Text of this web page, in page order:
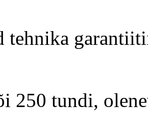
tehnika
250 tundi,